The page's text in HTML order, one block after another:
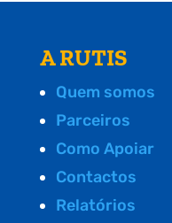
A RUTIS
Quem somos
Parceiros
Como Apoiar
Contactos
Relatórios